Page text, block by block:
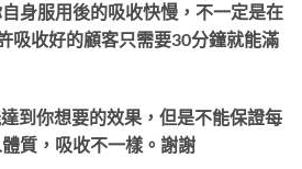
身服用後的吸收快慢，不一定是在
吸收好的顧客只需要30分鐘就能滿
到你想要的效果，但是不能保證每
質，吸收不一樣。謝謝